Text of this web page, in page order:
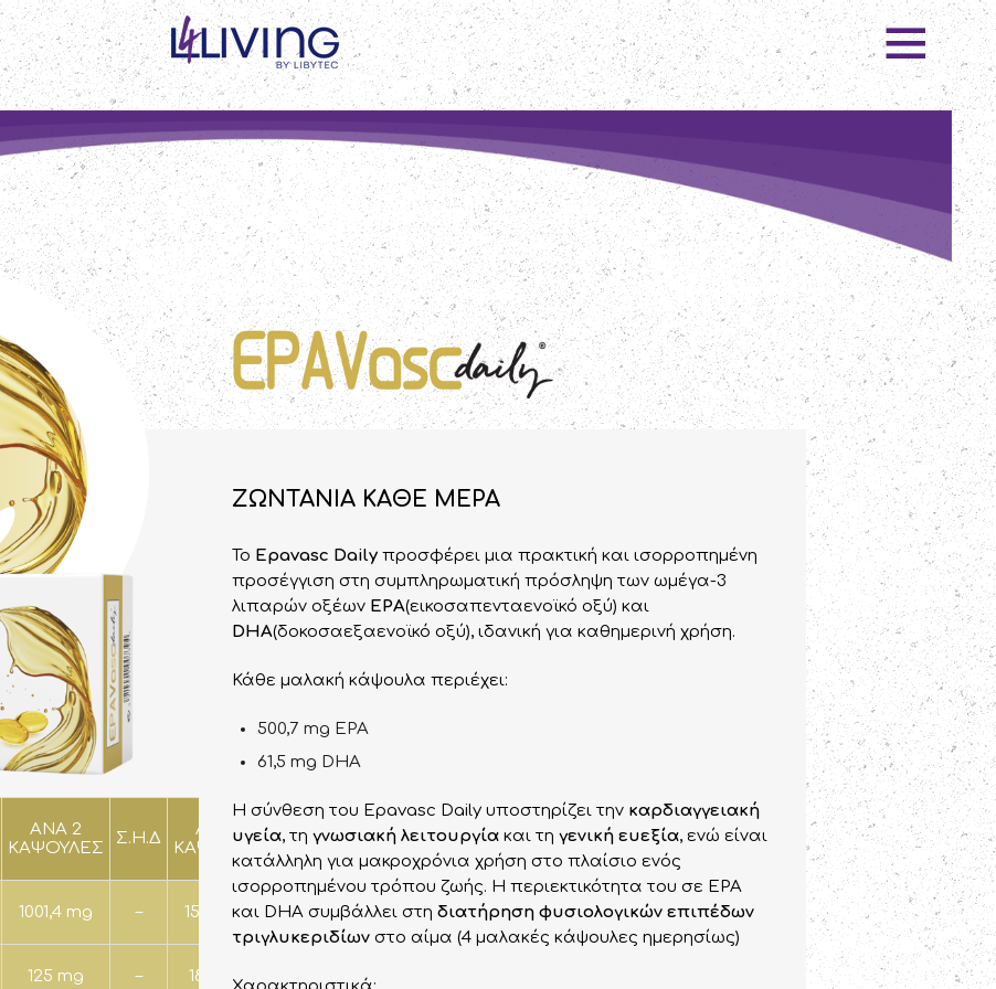
ΑΝΑ 2
ΚΑΨΟΥΛΕΣ
Σ.Η.Δ
ΑΝΑ 3
ΚΑΨΟΥΛΕΣ
Σ.Η.Δ
ΑΝΑ 4
ΚΑΨΟΥΛΕΣ
Σ.Η.Δ
1001,4 mg – 1502,1 mg – 2002,8 mg –
125 mg – 187,5 mg 250 mg
ΖΩΝΤΑΝΙΑ ΚΑΘΕ ΜΕΡΑ
Το Epavasc Daily προσφέρει μια πρακτική και ισορροπημένη
προσέγγιση στη συμπληρωματική πρόσληψη των ωμέγα-3
λιπαρών οξέων EPA(εικοσαπενταενοϊκό οξύ) και
DHA(δοκοσαεξαενοϊκό οξύ), ιδανική για καθημερινή χρήση.
Κάθε μαλακή κάψουλα περιέχει:
500,7 mg EPA
61,5 mg DHA
Η σύνθεση του Epavasc Daily υποστηρίζει την καρδιαγγειακή
υγεία, τη γνωσιακή λειτουργία και τη γενική ευεξία, ενώ είναι
κατάλληλη για μακροχρόνια χρήση στο πλαίσιο ενός
ισορροπημένου τρόπου ζωής. Η περιεκτικότητα του σε EPA
και DHA συμβάλλει στη διατήρηση φυσιολογικών επιπέδων
τριγλυκεριδίων στο αίμα (4 μαλακές κάψουλες ημερησίως)